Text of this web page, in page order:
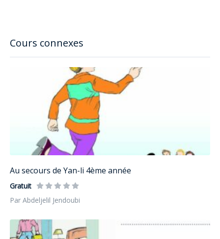
Cours connexes
Au secours de Yan-li 4ème année
Gratuit
Par Abdeljelil Jendoubi